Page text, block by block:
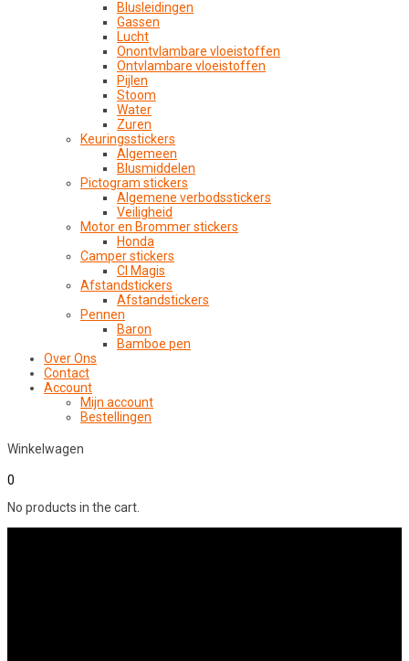
Blusleidingen
Gassen
Lucht
Onontvlambare vloeistoffen
Ontvlambare vloeistoffen
Pijlen
Stoom
Water
Zuren
Keuringsstickers
Algemeen
Blusmiddelen
Pictogram stickers
Algemene verbodsstickers
Veiligheid
Motor en Brommer stickers
Honda
Camper stickers
CI Magis
Afstandstickers
Afstandstickers
Pennen
Baron
Bamboe pen
Over Ons
Contact
Account
Mijn account
Bestellingen
Winkelwagen
0
No products in the cart.